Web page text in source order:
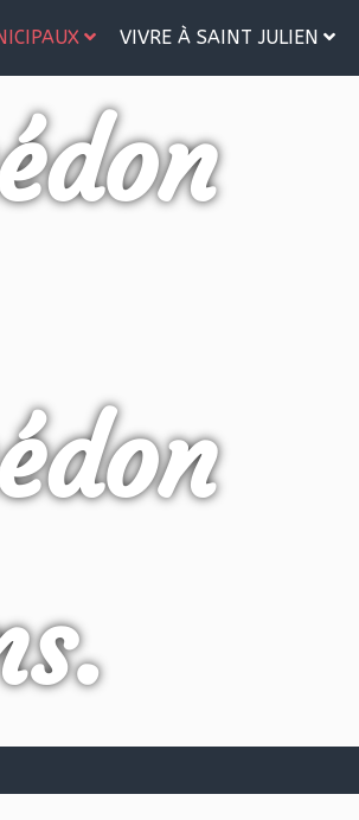
VIVRE À SAINT JULIEN